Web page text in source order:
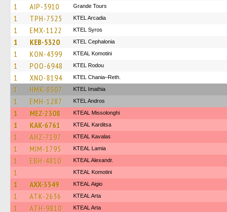
1 AIP-3910 Grande Tours
1 TPH-7525 KTEL Arcadia
1 EMX-1122 KTEL Syros
1 KEB-5320 KTEL Cephalonia
1 KON-4399 KTEAL Komotini
1 POO-6948 ΚΤΕL Rodou
1 XNO-8194 KTEL Chania–Reth.
1 HMK-8507 KTEL Imathia
1 EMH-1287 KTEL Andros
1 MEZ-2308 KTEAL Missolonghi
1 KAK-6761 KTEAL Karditsa
1 AHZ-7197 KTEAL Kavalas
1 MIM-1795 KTEAL Lamia
1 EBH-4810 KTEAL Alexandr.
1 KTEAL Komotini
1 AXX-3549 KTEAL Aigio
1 ATK-2636 KTEAL Arta
1 ATH-9810 KTEAL Arta